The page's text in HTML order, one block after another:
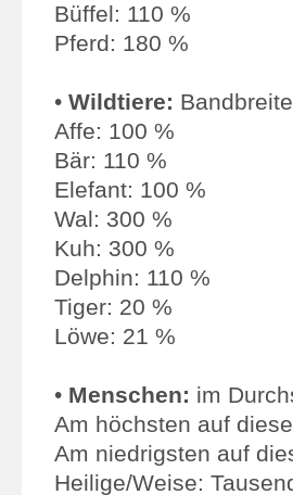
Büffel: 110 %
Pferd: 180 %
• Wildtiere:
Affe: 100 %
Bär: 110 %
Elefant: 100 %
Wal: 300 %
Kuh: 300 %
Delphin: 110 %
Tiger: 20 %
Löwe: 21 %
• Menschen: im
Am höchsten auf
Am niedrigsten auf
Heilige/Weise: